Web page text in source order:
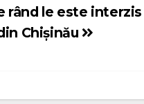
rând le este
Chișinău